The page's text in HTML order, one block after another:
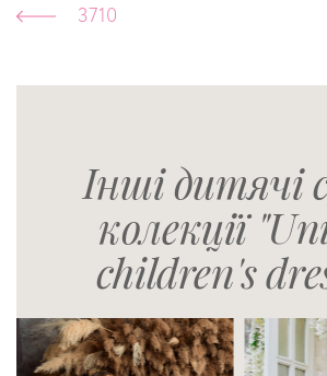
3710
Інші дитячі
колекції
children's